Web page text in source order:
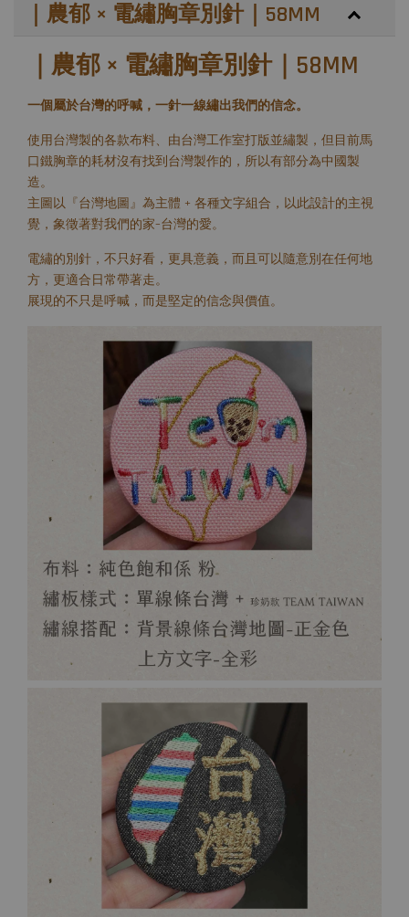
｜農郁 × 電繡胸章別針｜58MM
｜農郁 × 電繡胸章別針｜58MM
一個屬於台灣的呼喊，一針一線繡出我們的信念。
使用台灣製的各款布料、由台灣工作室打版並繡製，但目前馬
口鐵胸章的耗材沒有找到台灣製作的，所以有部分為中國製
造。
主圖以『台灣地圖』為主體 + 各種文字組合，以此設計的主視
覺，象徵著對我們的家–台灣的愛。
電繡的別針，不只好看，更具意義，而且可以隨意別在任何地
方，更適合日常帶著走。
展現的不只是呼喊，而是堅定的信念與價值。